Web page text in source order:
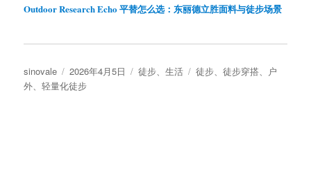
Outdoor Research Echo 平替怎么选：东丽德立胜面料与徒步场景
作
者
sinovale
发
布
2026年4月5日
分
徒步、生活
标
徒步、徒步穿搭、 户
外、轻量化徒步